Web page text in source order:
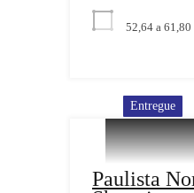
52,64 a 61,80
Entregue
Paulista